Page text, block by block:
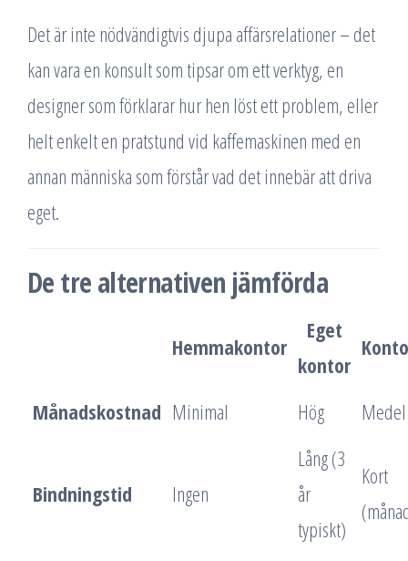
Det är inte nödvändigtvis djupa affärsrelationer – det
kan vara en konsult som tipsar om ett verktyg, en
designer som förklarar hur hen löst ett problem, eller
helt enkelt en pratstund vid kaffemaskinen med en
annan människa som förstår vad det innebär att driva
eget.
De tre alternativen jämförda
Hemmakontor
Eget
kontor
Månadskostnad Minimal Hög Medel
Bindningstid Ingen
Lång (3
år
typiskt)
Kort